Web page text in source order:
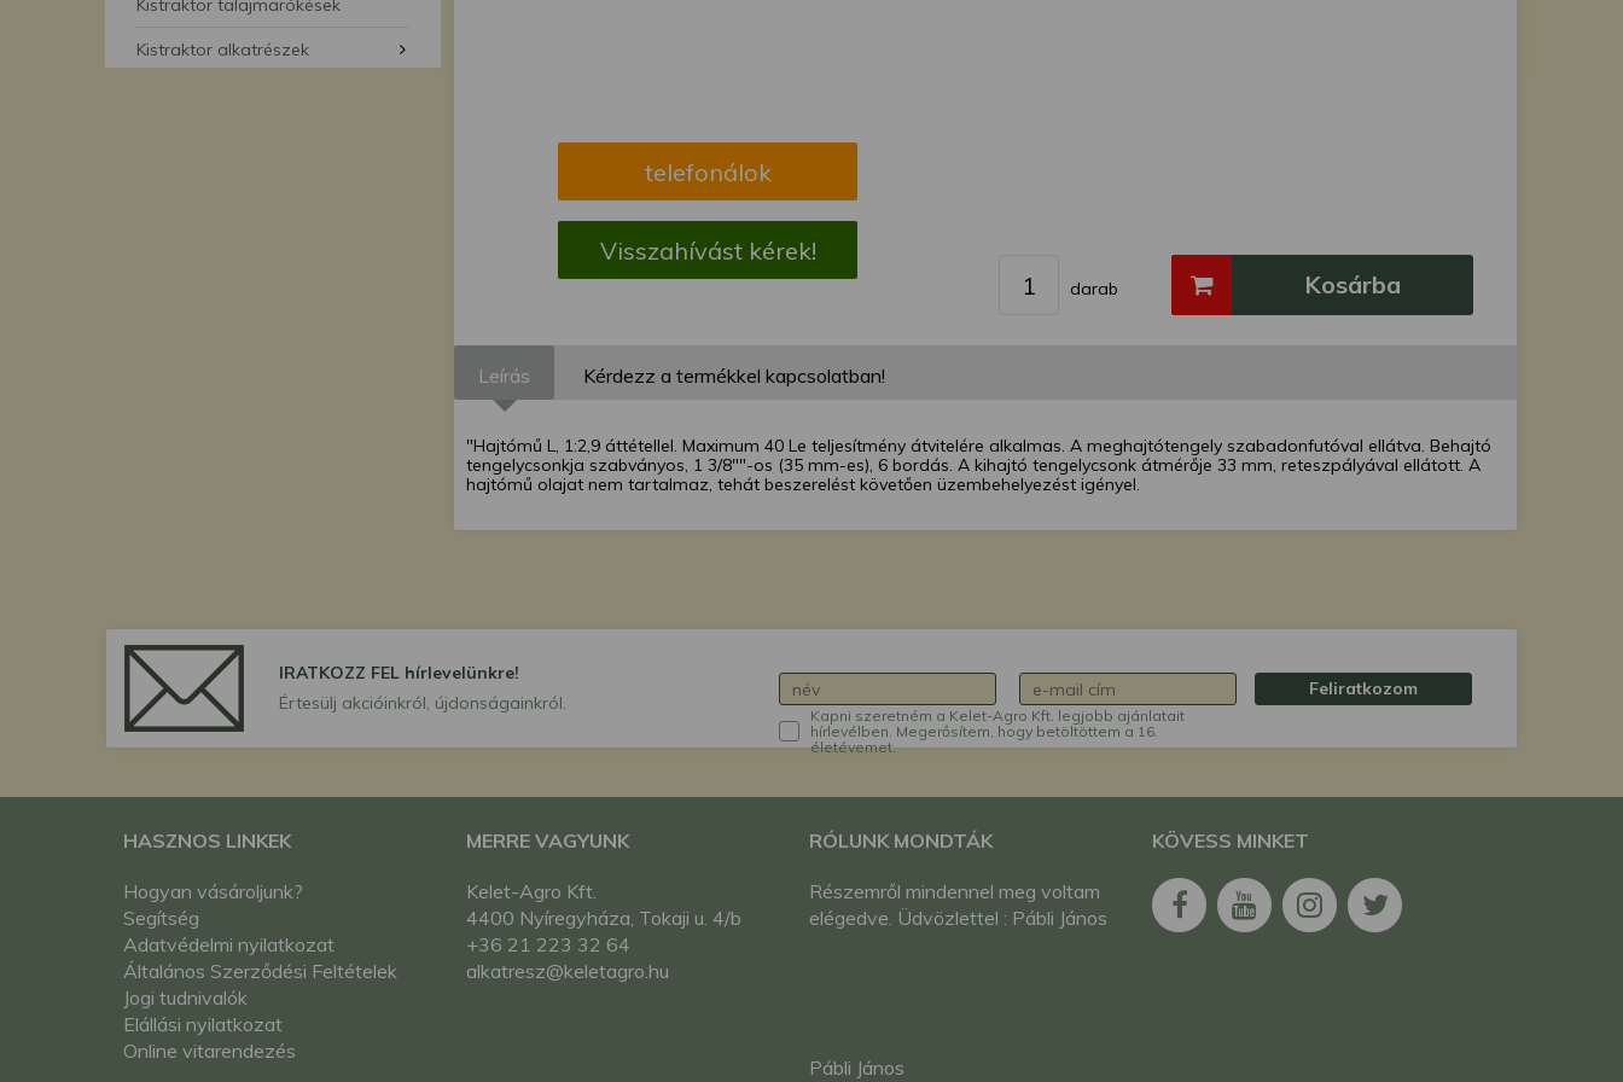
Kistraktor talajmarókések
Kistraktor alkatrészek
telefonálok
Visszahívást kérek!
darab Kosárba
Leírás Kérdezz a termékkel kapcsolatban!
"Hajtómű L, 1:2,9 áttétellel. Maximum 40 Le teljesítmény átvitelére alkalmas. A meghajtótengely szabadonfutóval ellátva. Behajtó
tengelycsonkja szabványos, 1 3/8""-os (35 mm-es), 6 bordás. A kihajtó tengelycsonk átmérője 33 mm, reteszpályával ellátott. A
hajtómű olajat nem tartalmaz, tehát beszerelést követően üzembehelyezést igényel.
IRATKOZZ FEL hírlevelünkre!
Értesülj akcióinkról, újdonságainkról.
Kapni szeretném a Kelet-Agro Kft. legjobb ajánlatait
hírlevélben. Megerősítem, hogy betöltöttem a 16.
életévemet.
Feliratkozom
HASZNOS LINKEK
Hogyan vásároljunk?
Segítség
Adatvédelmi nyilatkozat
Általános Szerződési Feltételek
Jogi tudnivalók
Elállási nyilatkozat
Online vitarendezés
MERRE VAGYUNK
Kelet-Agro Kft.
4400 Nyíregyháza, Tokaji u. 4/b
+36 21 223 32 64
alkatresz@keletagro.hu
RÓLUNK MONDTÁK
Részemről mindennel meg voltam
elégedve. Üdvözlettel : Pábli János
Pábli János
KÖVESS MINKET